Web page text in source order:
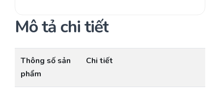
Mô tả chi tiết
Thông số sản
phẩm
Chi tiết